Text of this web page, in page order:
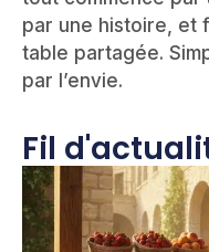
par une histoire, et
table partagée.
par l’envie.
Fil